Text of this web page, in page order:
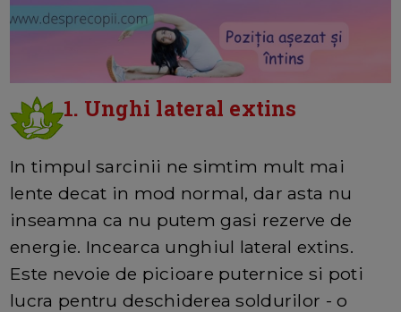
1. Unghi lateral extins
In timpul sarcinii ne simtim mult mai
lente decat in mod normal, dar asta nu
inseamna ca nu putem gasi rezerve de
energie. Incearca unghiul lateral extins.
Este nevoie de picioare puternice si poti
lucra pentru deschiderea soldurilor - o